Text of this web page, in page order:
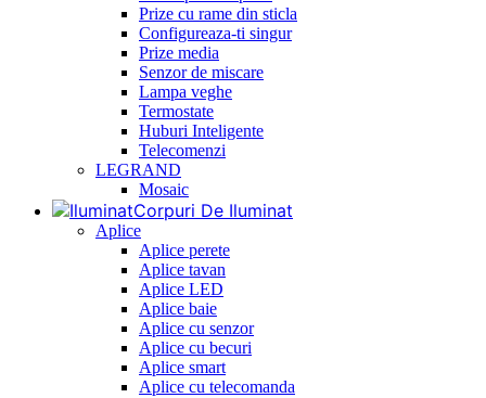
Prize cu rame din sticla
Configureaza-ti singur
Prize media
Senzor de miscare
Lampa veghe
Termostate
Huburi Inteligente
Telecomenzi
LEGRAND
Mosaic
Corpuri De Iluminat
Aplice
Aplice perete
Aplice tavan
Aplice LED
Aplice baie
Aplice cu senzor
Aplice cu becuri
Aplice smart
Aplice cu telecomanda